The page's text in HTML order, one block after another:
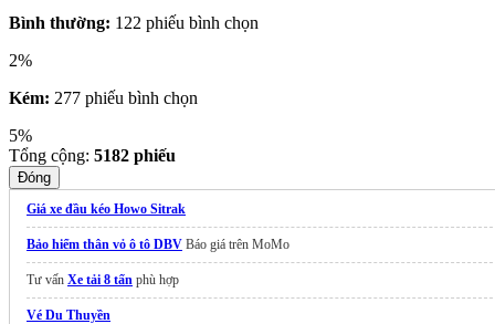
Bình thường: 122 phiếu bình chọn
2%
Kém: 277 phiếu bình chọn
5%
Tổng cộng: 5182 phiếu
Đóng
Giá xe đầu kéo Howo Sitrak
Bảo hiểm thân vỏ ô tô DBV Báo giá trên MoMo
Tư vấn Xe tải 8 tấn phù hợp
Vé Du Thuyền